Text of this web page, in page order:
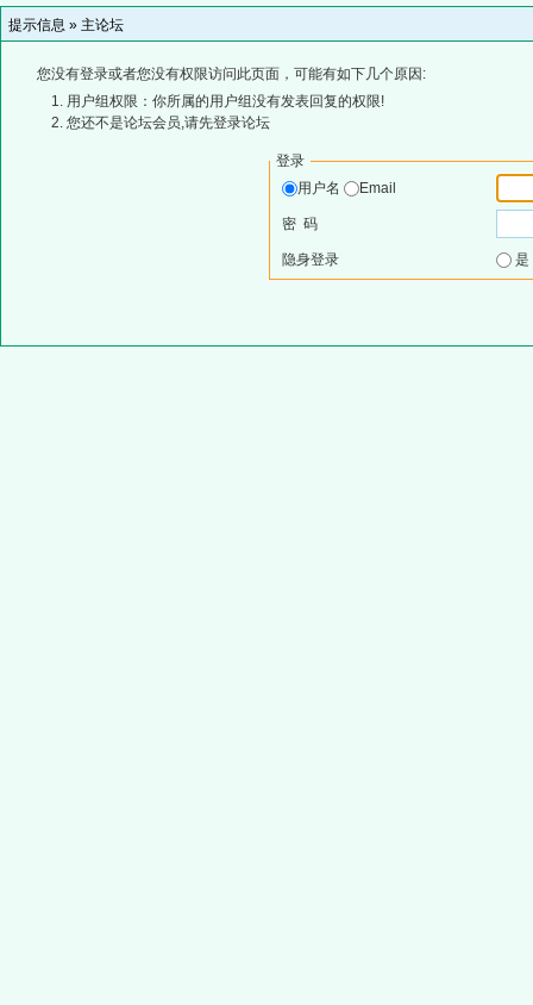
提示信息 » 主论坛
您没有登录或者您没有权限访问此页面，可能有如下几个原因:
用户组权限：你所属的用户组没有发表回复的权限!
您还不是论坛会员,请先登录论坛
登录
用户名
Email
密 码
隐身登录